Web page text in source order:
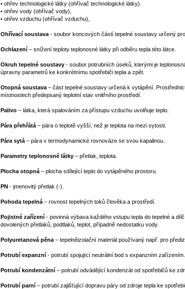
• ohřev technologické látky (ohřívač technologické látky).
• ohřev vody (ohřívač vody),
• ohřev vzduchu (ohřívač vzduchu),
Ohřívací soustava- soubor koncových částí tepelné soustavy určený
Ochlazení– snížení teploty teplonosné látky při odběru tepla této látce.
Okruh tepelné soustavy- soubor potrubních úseků, kterými je
úpravny parametrů ke konkrétnímu spotřebiči tepla a zpět.
Otopná soustava– část tepelné soustavy určená k vytápění.
místnostech předepsaný teplotní stav vnitřního prostředí.
Palivo– látka, která spalováním za přístupu vzduchu uvolňuje teplo.
Pára přehřátá– pára o teplotě vyšší, než je teplota na mezi sytosti.
Pára sytá– pára v termodynamické rovnováze se svou kapalinou.
Parametry teplonosné látky– přetlak, teplota.
Plocha otopná– plocha sdílející teplo do vytápěného prostoru.
PN- jmenovitý přetlak (-).
Pohoda tepelná– rovnost tepelných toků člověka a prostředí.
Pojistné zařízení- povinná výbava každého vstupu tepla do tepelné a
dovolených přetlaků, podtlaků, teplot, případně nedostatku vody.
Polyuretanová pěna– tepelněizolační materiál používaný např. pro
Potrubí expanzní- potrubí spojující neutrální bod s expanzním zařízením.
Potrubí kondenzátní– potrubí odvádějící kondenzát od spotřebičů ke
Potrubí parní– potrubí zajišťující dopravu páry od zdroje tepla ke